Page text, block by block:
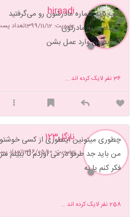
hiraadi
عضویت: 1399/11/12 تعداد پست:
خب باید شماره مادرشون رو می‌گرفتید
می‌دادید به مادرتون
که ایشون وارد عمل بشن
36نفر لایک کرده اند ...
نازگل123
عضویت: 1396/05/10 تعداد پست:
چطوری میتونین اینطوری از کسی
من باید جد طرفو در می اوردم تا
فکر کنم یا نه
258نفر لایک کرده اند ...